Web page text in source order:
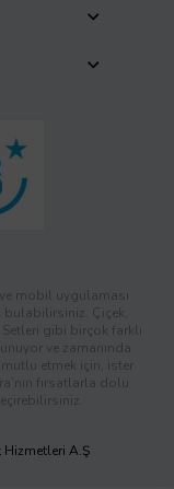
mobil uygulaması
bulabilirsiniz. Çiçek,
gibi birçok farklı
ve zamanında
etmek için, ister
fırsatlarla dolu
A.Ş